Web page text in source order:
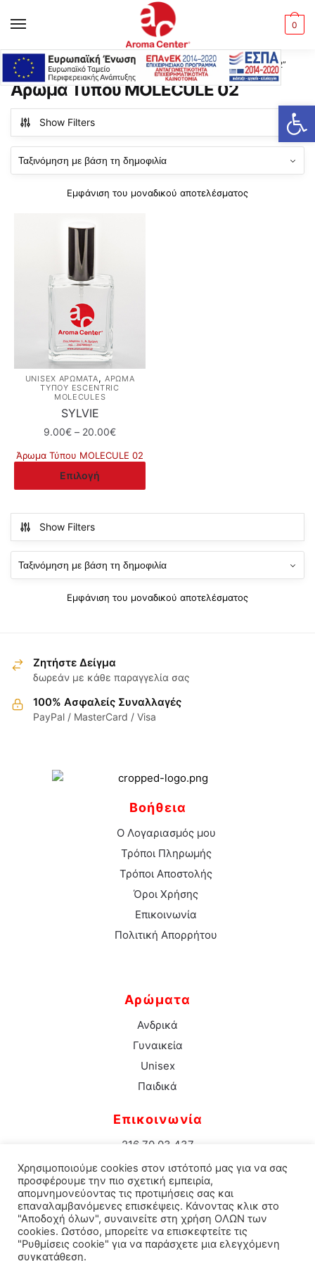
Ανοίξτε τη γραμμή εργαλείων
0
Αρχική σελίδα / Προϊόντα με ετικέτα “Άρωμα Τύπου MOLECULE 02”
Άρωμα Τύπου MOLECULE 02
Show Filters
Εμφάνιση του μοναδικού αποτελέσματος
UNISEX ΑΡΩΜΑΤΑ, ΆΡΩΜΑ
ΤΎΠΟΥ ESCENTRIC
MOLECULES
SYLVIE
9.00€ – 20.00€Price
9.00€
20.00€
Άρωμα Τύπου MOLECULE 02
Επιλογή
Αυτό
το
έχει
πολλαπλές
παραλλαγές.
Οι
μπορούν
στη
σελίδα
προϊόντος
Show Filters
Εμφάνιση του μοναδικού αποτελέσματος
Ζητήστε Δείγμα
δωρεάν με κάθε παραγγελία σας
100% Ασφαλείς Συναλλαγές
PayPal / MasterCard / Visa
Βοήθεια
Ο Λογαριασμός μου
Τρόποι Πληρωμής
Τρόποι Αποστολής
Όροι Χρήσης
Επικοινωνία
Πολιτική Απορρήτου
Αρώματα
Ανδρικά
Γυναικεία
Unisex
Παιδικά
Επικοινωνία
216 70 03 437
info@aromacenter.gr
25ης Μαρτίου 1 Νέα Σμύρνη 171 21
© 2021 Aroma Center. All rights reserved.Κατασκευή
Χρησιμοποιούμε cookies στον ιστότοπό μας για να σας
προσφέρουμε την πιο σχετική εμπειρία,
απομνημονεύοντας τις προτιμήσεις σας και
επαναλαμβανόμενες επισκέψεις. Κάνοντας κλικ στο
"Αποδοχή όλων", συναινείτε στη χρήση ΟΛΩΝ των
cookies. Ωστόσο, μπορείτε να επισκεφτείτε τις
"Ρυθμίσεις cookie" για να παράσχετε μια ελεγχόμενη
συγκατάθεση.